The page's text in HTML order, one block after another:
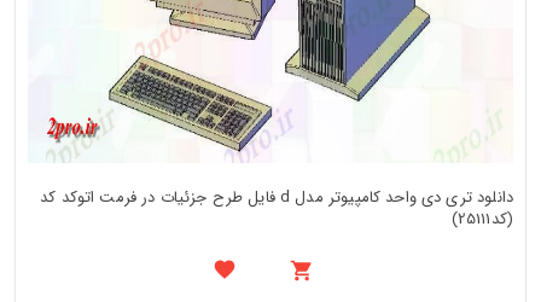
دانلود تری دی واحد کامپیوتر مدل d فایل طرح جزئیات در فرمت اتوکد کد
(کد25111)